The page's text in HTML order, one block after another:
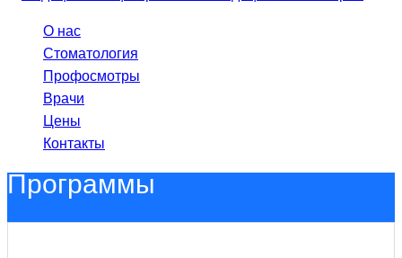
О нас
Стоматология
Профосмотры
Врачи
Цены
Контакты
Программы